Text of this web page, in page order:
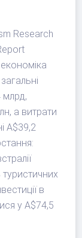
Research
млрд,
а витрати
A$39,2
туристичних
в
у A$74,5